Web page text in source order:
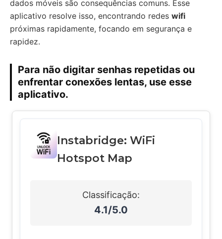
dados móveis são consequências comuns. Esse
aplicativo resolve isso, encontrando redes wifi
próximas rapidamente, focando em segurança e
rapidez.
Para não digitar senhas repetidas ou
enfrentar conexões lentas, use esse
aplicativo.
Instabridge: WiFi
Hotspot Map
Classificação:
4.1/5.0